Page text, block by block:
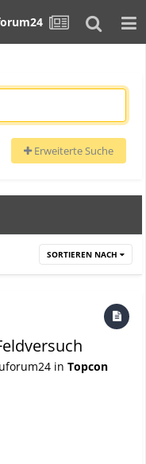
Erweiterte Suche
SORTIEREN NACH
in Topcon